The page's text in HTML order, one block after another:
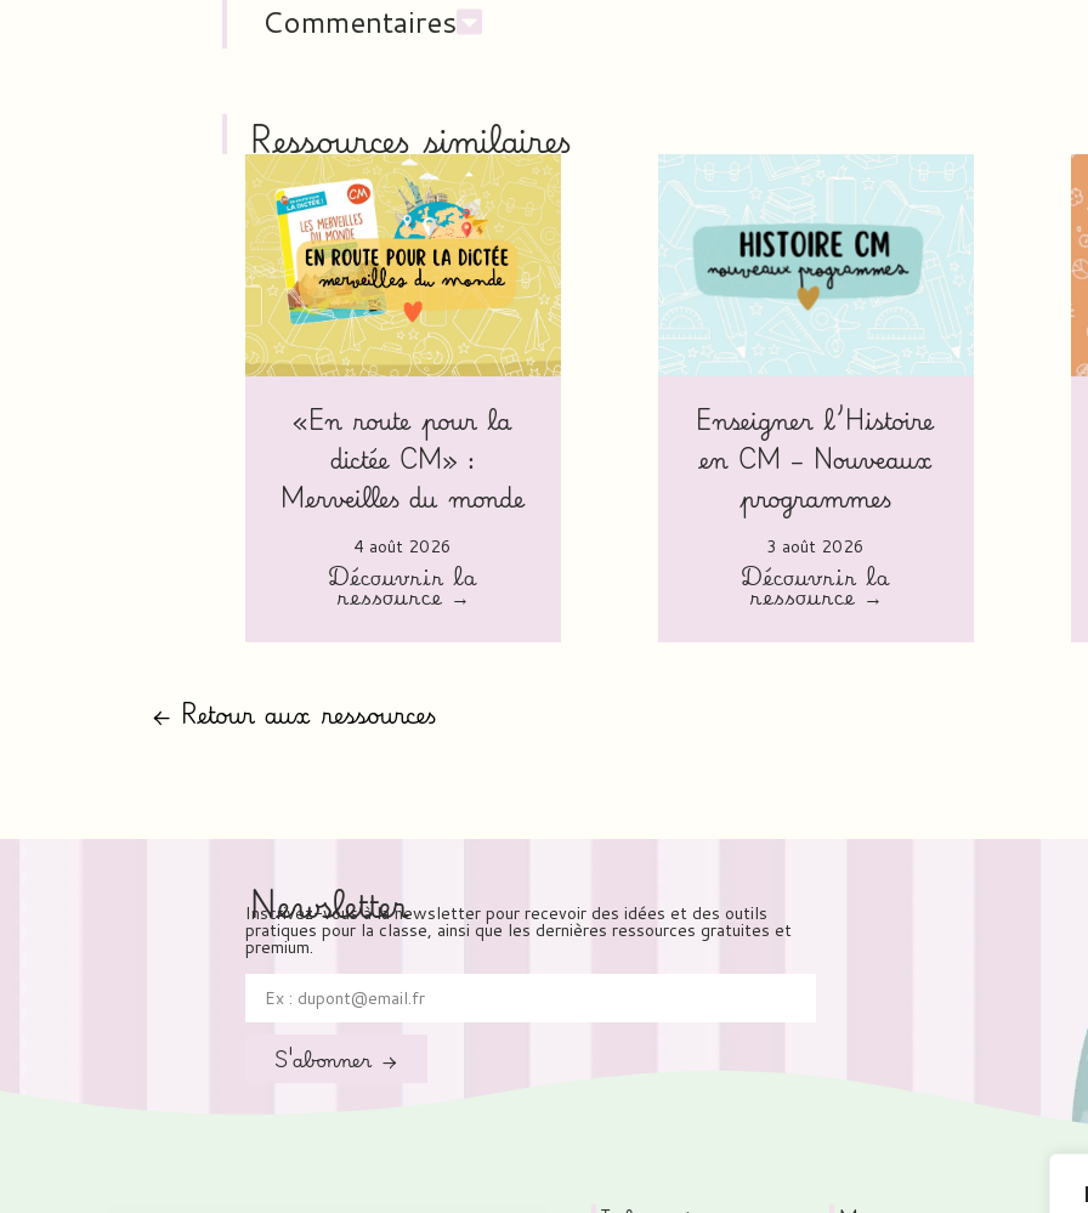
Commentaires
Ressources similaires
«En route pour la
dictée CM» :
Merveilles du monde
4 août 2026
Découvrir la
ressource →
Enseigner l’Histoire
en CM – Nouveaux
programmes
3 août 2026
Découvrir la
ressource →
← Retour aux ressources
Newsletter
Inscrivez-vous à la newsletter pour recevoir des idées et des outils
pratiques pour la classe, ainsi que les dernières ressources gratuites et
premium.
S'abonner →